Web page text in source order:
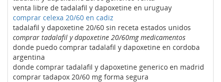
venta libre de tadalafil y dapoxetine en uruguay
comprar celexa 20/60 en cadiz
tadalafil y dapoxetine 20/60 sin receta estados unidos
comprar tadalafil y dapoxetine 20/60mg medicamentos
donde puedo comprar tadalafil y dapoxetine en cordoba
argentina
donde comprar tadalafil y dapoxetine generico en madrid
comprar tadapox 20/60 mg forma segura